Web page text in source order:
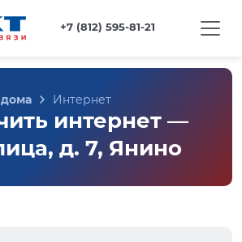
+7 (812) 595-81-21
Интернет
интернет —
д. 7, Янино